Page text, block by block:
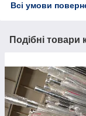
Всі умови
Подібні товари